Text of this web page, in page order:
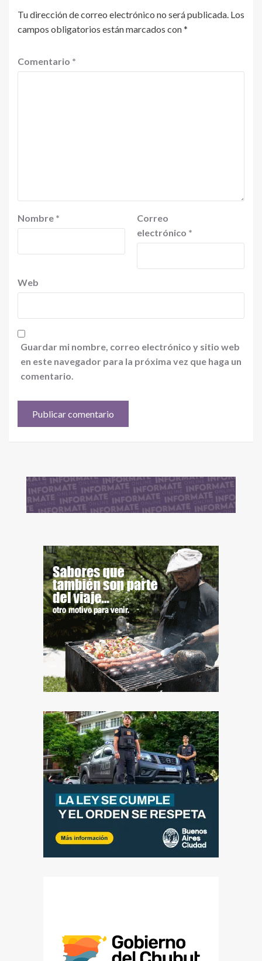
Tu dirección de correo electrónico no será publicada. Los
campos obligatorios están marcados con*
Comentario *
Nombre *
Correo
electrónico *
Web
Guardar mi nombre, correo electrónico y sitio web
en este navegador para la próxima vez que haga un
comentario.